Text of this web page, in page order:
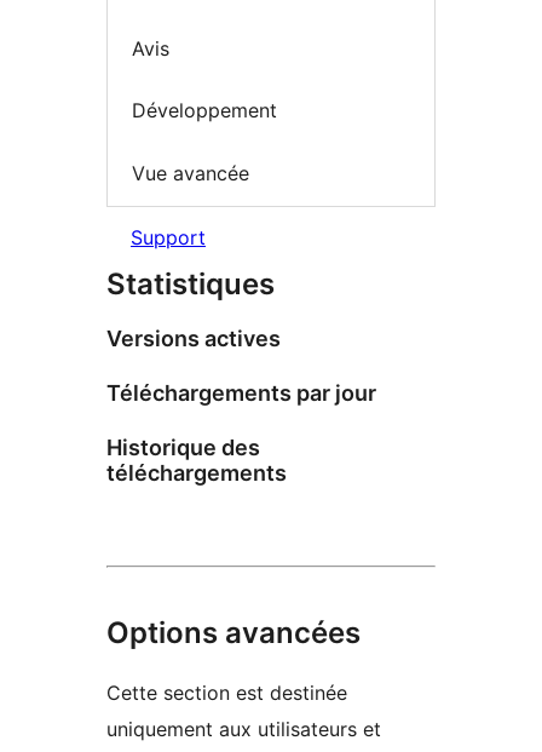
Avis
Développement
Vue avancée
Support
Statistiques
Versions actives
Téléchargements par jour
Historique des
téléchargements
Options avancées
Cette section est destinée
uniquement aux utilisateurs et